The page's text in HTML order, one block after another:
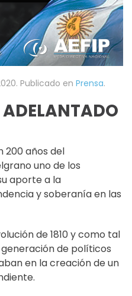
. Publicado en Prensa.
200 años del
uno de los
aporte a la
y soberanía en las
de 1810 y como tal
de políticos
en la creación de un